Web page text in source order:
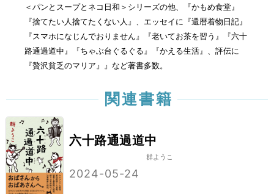
＜パンとスープとネコ日和＞シリーズの他、『かもめ食堂』
『捨てたい人捨てたくない人』、エッセイに『還暦着物日記』
『スマホになじんでおりません』『老いてお茶を習う』『六十
路通過道中』『ちゃぶ台ぐるぐる』『かえる生活』、評伝に
『贅沢貧乏のマリア』』など著書多数。
関連書籍
六十路通過道中
2024-05-24
群ようこ